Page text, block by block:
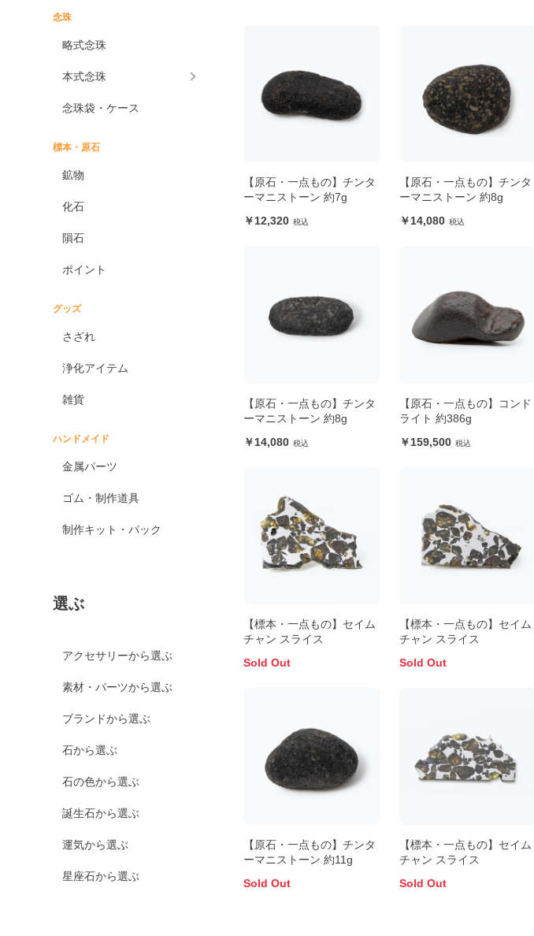
念珠
略式念珠
本式念珠
念珠袋・ケース
標本・原石
鉱物
化石
隕石
ポイント
グッズ
さざれ
浄化アイテム
雑貨
ハンドメイド
金属パーツ
ゴム・制作道具
制作キット・パック
選ぶ
アクセサリーから選ぶ
素材・パーツから選ぶ
ブランドから選ぶ
石から選ぶ
石の色から選ぶ
誕生石から選ぶ
運気から選ぶ
星座石から選ぶ
【原石・一点もの】チンタ
ーマニストーン 約7g
12,320
【原石・一点もの】チンタ
ーマニストーン 約8g
14,080
【原石・一点もの】チンタ
ーマニストーン 約8g
14,080
【原石・一点もの】コンド
ライト 約386g
159,500
【標本・一点もの】セイム
チャン スライス
Sold Out
【標本・一点もの】セイム
チャン スライス
Sold Out
【原石・一点もの】チンタ
ーマニストーン 約11g
Sold Out
【標本・一点もの】セイム
チャン スライス
Sold Out